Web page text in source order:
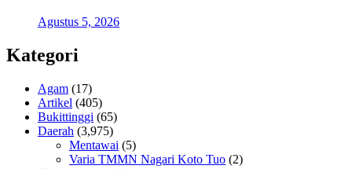
Agustus 5, 2026
Kategori
Agam (17)
Artikel (405)
Bukittinggi (65)
Daerah (3,975)
Mentawai (5)
Varia TMMN Nagari Koto Tuo (2)